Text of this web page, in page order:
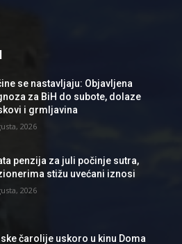
se nastavljaju: Objavljena
za BiH do subote, dolaze
i grmljavina
2026
penzija za juli počinje sutra,
stižu uvećani iznosi
2026
čarolije uskoro u kinu Doma